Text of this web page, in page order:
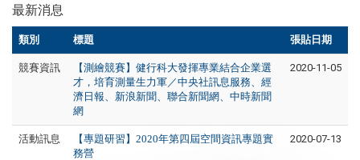
最新消息
類別 標題 張貼日期
競賽資訊
【測繪競賽】健行科大發揮專業結合企業選
才，培育測量生力軍／中央社訊息服務、經
濟日報、新浪新聞、聯合新聞網、中時新聞
網
2020-11-05
活動訊息 【專題研習】 2020年第四屆空間資訊專題實
務營
2020-07-13